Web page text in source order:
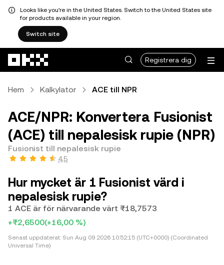
Looks like you're in the United States. Switch to the United States site
for products available in your region.
Switch site
Registrera dig
Hem Kalkylator ACE till NPR
ACE/NPR: Konvertera Fusionist
(ACE) till nepalesisk rupie (NPR)
Fusionist till nepalesisk rupie
4,5
Hur mycket är 1 Fusionist värd i
nepalesisk rupie?
1 ACE är för närvarande värt ₨18,7573
+₨2,6500(+16,00 %)
Senast uppdaterat: Sun Aug 09 2026 10:52:15 (UTC+0000) (Coordinated
Universal Time)